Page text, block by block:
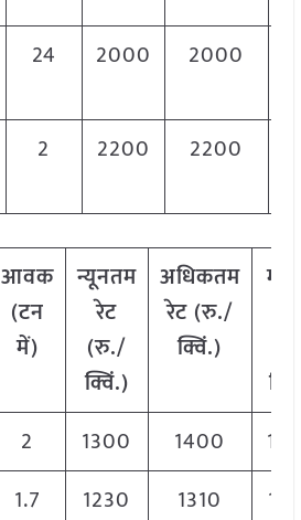
24 2000 2000
2 2200 2200
आवक
(टन
में)
न्यूनतम
रेट
(रु./
क्विं.)
अधिकतम
रेट (रु./
क्विं.)
2 1300 1400
1.7 1230 1310